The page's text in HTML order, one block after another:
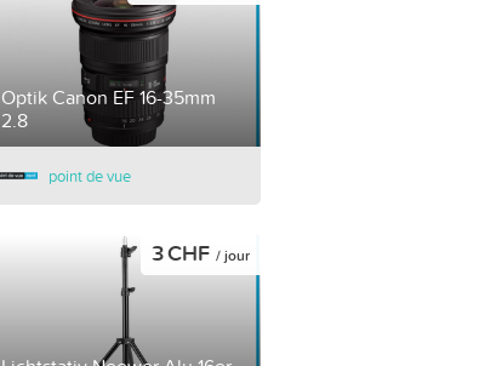
Optik Canon EF 16-35mm
2.8
point de vue
3 CHF / jour